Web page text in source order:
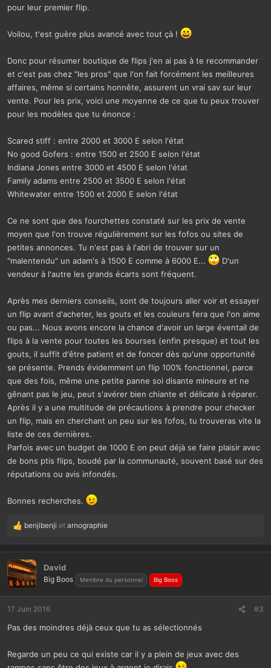
pour leur premier flip.
Voilou, t'est guère plus avancé avec tout çà !
Donc pour résumer boutique de flips j'en ai pas à te recommander
et c'est pas chez "les pros" que l'on fait forcément les meilleures
affaires, même si certains honnête, assurent un vrai sav sur leur
vente. Pour les prix, voici une moyenne de ce que tu peux trouver
pour les modèles que tu énonce :
Scared stiff : entre 2000 et 3000 E selon l'état
No good Gofers : entre 1500 et 2500 E selon l'état
Indiana Jones entre 3000 et 4500 E selon l'état
Family adams entre 2500 et 3500 E selon l'état
Whitewater entre 1500 et 2000 E selon l'état
Ce ne sont que des fourchettes constaté sur les prix de vente
moyen que l'on trouve régulièrement sur les fofos ou sites de
petites annonces. Tu n'est pas à l'abri de trouver sur un
"malentendu" un adam's à 1500 E comme à 6000 E...
D'un
vendeur à l'autre les grands écarts sont fréquent.
Après mes derniers conseils, sont de toujours aller voir et essayer
un flip avant d'acheter, les gouts et les couleurs fera que l'on aime
ou pas... Nous avons encore la chance d'avoir un large éventail de
flips à la vente pour toutes les bourses (enfin presque) et tout les
gouts, il suffit d'être patient et de foncer dès qu'une opportunité
se présente. Prends évidemment un flip 100% fonctionnel, parce
que des fois, même une petite panne soi disante mineure et ne
gênant pas le jeu, peut s'avérer bien chiante et délicate à réparer.
Après il y a une multitude de précautions à prendre pour checker
un flip, mais en cherchant un peu sur les fofos, tu trouveras vite la
liste de ces dernières.
Parfois avec un budget de 1000 E on peut déjà se faire plaisir avec
de bons ptis flips, boudé par la communauté, souvent basé sur des
réputations ou avis infondés.
Bonnes recherches.
L
s
r
é
a
c
t
o
benjibenji et arnographie
David
Big Boos Membre du personnel Big Boos
17 Juin 2016 #3
Pas des moindres déjà ceux que tu as sélectionnés
Regarde un peu ce qui existe car il y a plein de jeux avec des